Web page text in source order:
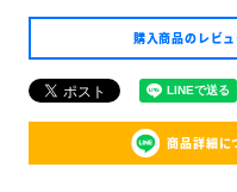
購入商品のレビ
商品詳細に